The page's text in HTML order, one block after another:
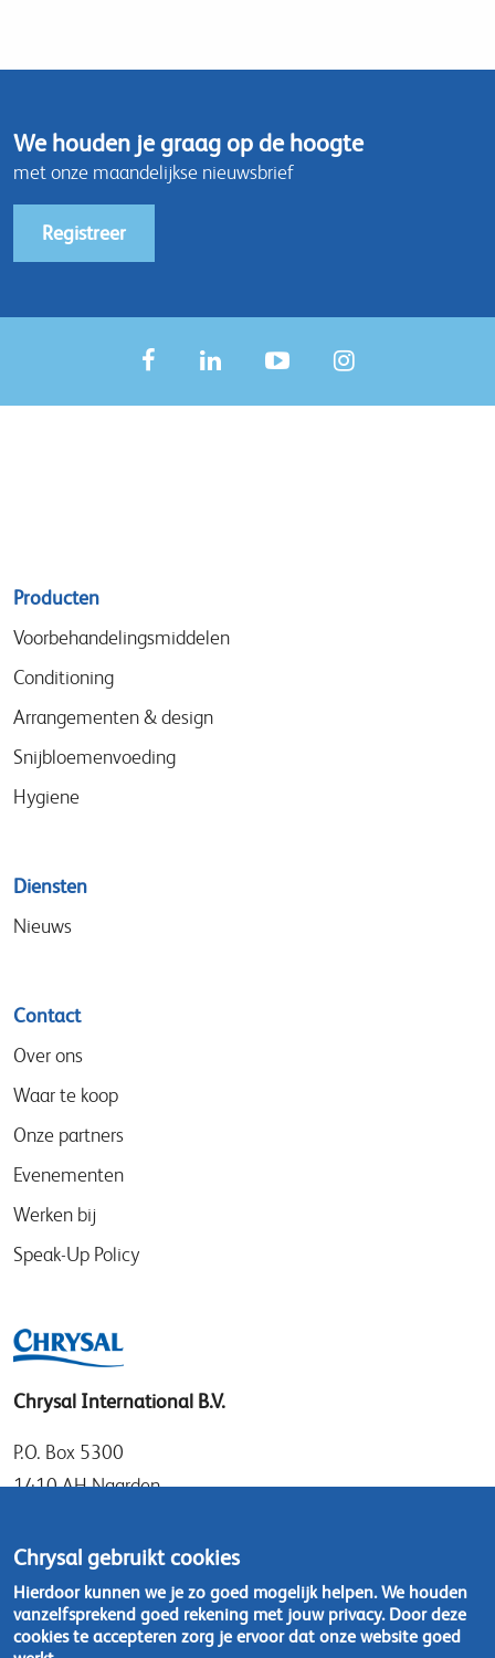
We houden je graag op de hoogte
met onze maandelijkse nieuwsbrief
Registreer
Sitemap
menu
Producten
Voorbehandelingsmiddelen
Conditioning
Arrangementen & design
Snijbloemenvoeding
Hygiene
Diensten
Nieuws
Contact
Over ons
Waar te koop
Onze partners
Evenementen
Werken bij
Speak-Up Policy
Chrysal International B.V.
P.O. Box 5300
1410 AH Naarden
1411 DD Naarden
Nederland
Tel: +31 (0)35 - 695 58 88
Chrysal gebruikt cookies
Hierdoor kunnen we je zo goed mogelijk helpen. We houden
vanzelfsprekend goed rekening met jouw privacy. Door deze
cookies te accepteren zorg je ervoor dat onze website goed